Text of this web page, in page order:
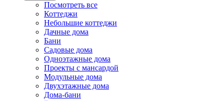
Посмотреть все
Коттеджи
Небольшие коттеджи
Дачные дома
Бани
Садовые дома
Одноэтажные дома
Проекты с мансардой
Модульные дома
Двухэтажные дома
Дома-бани